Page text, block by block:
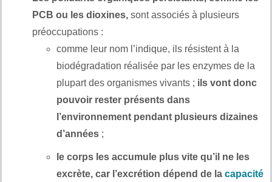
PCB ou les dioxines, sont associés à plusieurs
préoccupations :
comme leur nom l’indique, ils résistent à la
biodégradation réalisée par les enzymes de la
plupart des organismes vivants ; ils vont donc
pouvoir rester présents dans
l’environnement pendant plusieurs dizaines
d’années ;
le corps les accumule plus vite qu’il ne les
excrète, car l’excrétion dépend de la capacité